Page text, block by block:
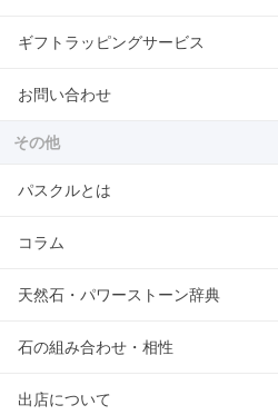
ギフトラッピングサービス
お問い合わせ
その他
パスクルとは
コラム
天然石・パワーストーン辞典
石の組み合わせ・相性
出店について